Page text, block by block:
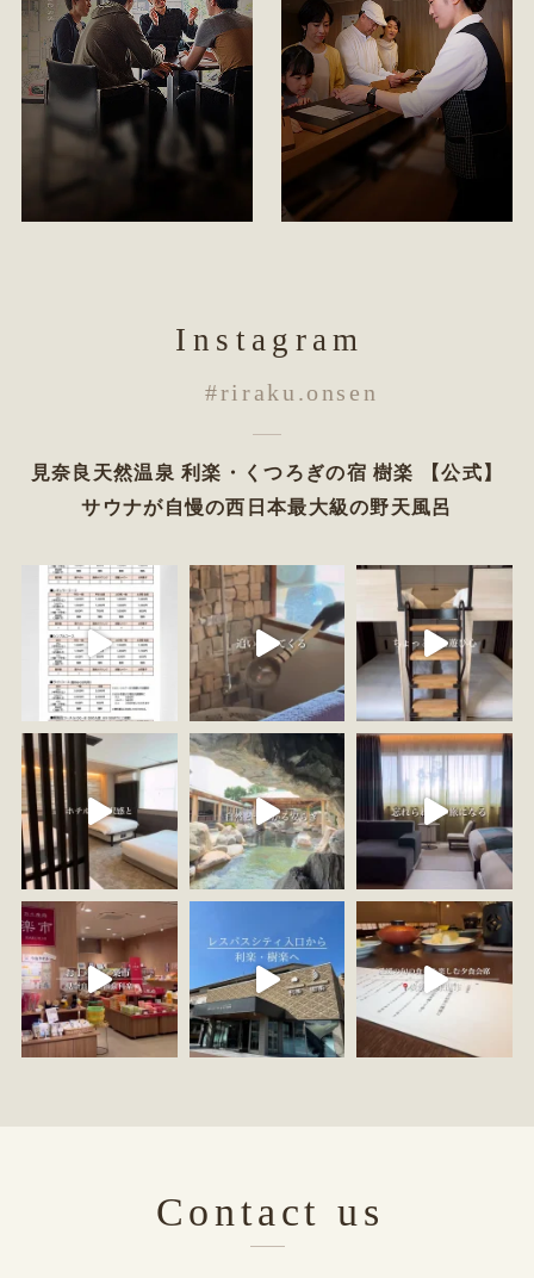
Instagram
#riraku.onsen
見奈良天然温泉 利楽・くつろぎの宿 樹楽 【公式】
サウナが自慢の西日本最大級の野天風呂
Contact us